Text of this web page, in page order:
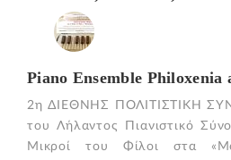
Piano Ensemble
2η ΔΙΕΘΝΗΣ ΠΟΛΙΤΙΣΤΙΚΗ
του Λήλαντος Πιανιστικό
Μικροί του Φίλοι στα